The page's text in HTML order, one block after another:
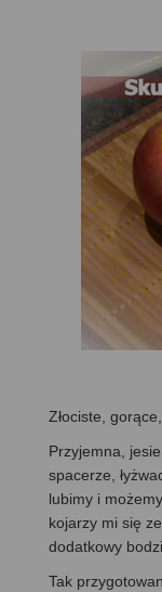
Złociste,
Przyjemna,
spacerze,
lubimy i
kojarzy mi się
dodatkowy
Tak